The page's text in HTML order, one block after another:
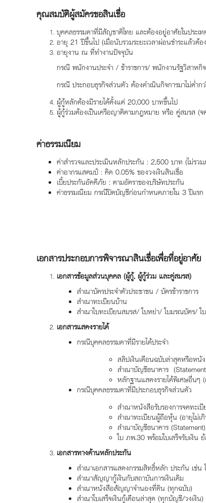
คุณสมบัติผู้สมัครขอสินเชื่อ
บุคคลธรรมดาที่มีสัญชาติไทย และต้องอยู่อาศัยในประเท
อายุ 21 ปีขึ้นไป (เมื่อนับรวมระยะเวลาผ่อนชำระแล้วต้
อายุงาน ณ ที่ทำงานปัจจุบัน
กรณี พนักงานประจำ / ข้าราชการ/ พนักงานรัฐวิสาหกิ
กรณี ประกอบธุรกิจส่วนตัว ต้องดำเนินกิจการมาไม่ต่ำก
ผู้กู้หลักต้องมีรายได้ตั้งแต่ 20,000 บาทขึ้นไป
ผู้กู้ร่วมต้องเป็นเครือญาติตามกฎหมาย หรือ คู่สมรส (จ
ค่าธรรมเนียม
ค่าสำรวจและประเมินหลักประกัน : 2,500 บาท (ไม่รว
ค่าอากรแสตมป์ : คิด 0.05% ของวงเงินสินเชื่อ
เบี้ยประกันอัคคีภัย : ตามอัตราของบริษัทประกัน
ค่าธรรมเนียม กรณีปิดบัญชีก่อนกำหนดภายใน 3 ปีแร
เอกสารประกอบการพิจารณาสินเชื่อเพื่อที่อยู่อาศัย
เอกสารข้อมูลส่วนบุคคล (ผู้กู้, ผู้กู้ร่วม และคู่สมรส)
สำเนาบัตรประจำตัวประชาชน / บัตรข้าราชการ
สำเนาทะเบียนบ้าน
สำเนาใบทะเบียนสมรส/ ใบหย่า/ ใบมรณบัตร/
เอกสารแสดงรายได้
กรณีบุคคลธรรมดาที่มีรายได้ประจำ
สลิปเงินเดือนฉบับล่าสุดหรือหนั
สำเนาบัญชีธนาคาร
หลักฐานแสดงรายได้พิเศษอื่นๆ
กรณีบุคคลธรรมดาที่มีประกอบธุรกิจส่วนตัว
สำเนาหนังสือรับรองการจดทะ
สำเนาทะเบียนผู้ถือหุ้น (อายุไม่เ
สำเนาบัญชีธนาคาร
ใบ ภพ.30 พร้อมใบเสร็จรับเงิ
เอกสารทางด้านหลักประกัน
สำเนาเอกสารแสดงกรรมสิทธิ์หลัก ประกัน เ
สำเนาสัญญากู้เงินกับสถาบันการเงินเดิม
สำเนาหนังสือสัญญาจำนองที่ดิน (ทุกฉบับ)
สำเนาใบเสร็จเงินกู้เดือนล่าสุด (ทุกบัญชี/วงเงิน)